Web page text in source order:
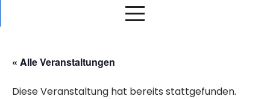
« Alle Veranstaltungen
Diese Veranstaltung hat bereits stattgefunden.